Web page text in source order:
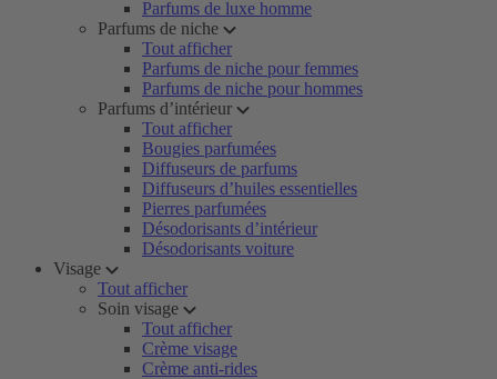
Parfums de luxe homme
Parfums de niche
Tout afficher
Parfums de niche pour femmes
Parfums de niche pour hommes
Parfums d’intérieur
Tout afficher
Bougies parfumées
Diffuseurs de parfums
Diffuseurs d’huiles essentielles
Pierres parfumées
Désodorisants d’intérieur
Désodorisants voiture
Visage
Tout afficher
Soin visage
Tout afficher
Crème visage
Crème anti-rides